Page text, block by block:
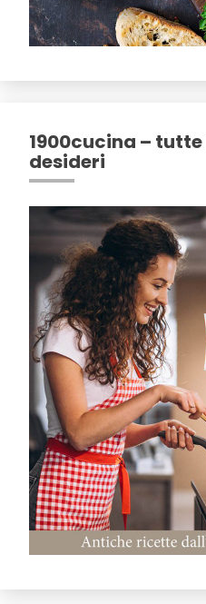
1900cucina –
desideri